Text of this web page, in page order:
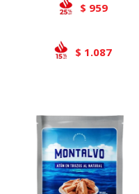
$ 959
$ 1.087